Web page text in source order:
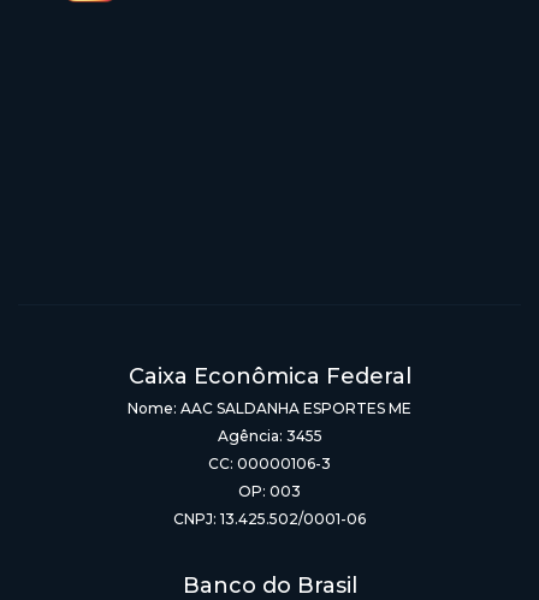
Caixa Econômica Federal
Nome: AAC SALDANHA ESPORTES ME
Agência: 3455
CC: 00000106-3
OP: 003
CNPJ: 13.425.502/0001-06
Banco do Brasil